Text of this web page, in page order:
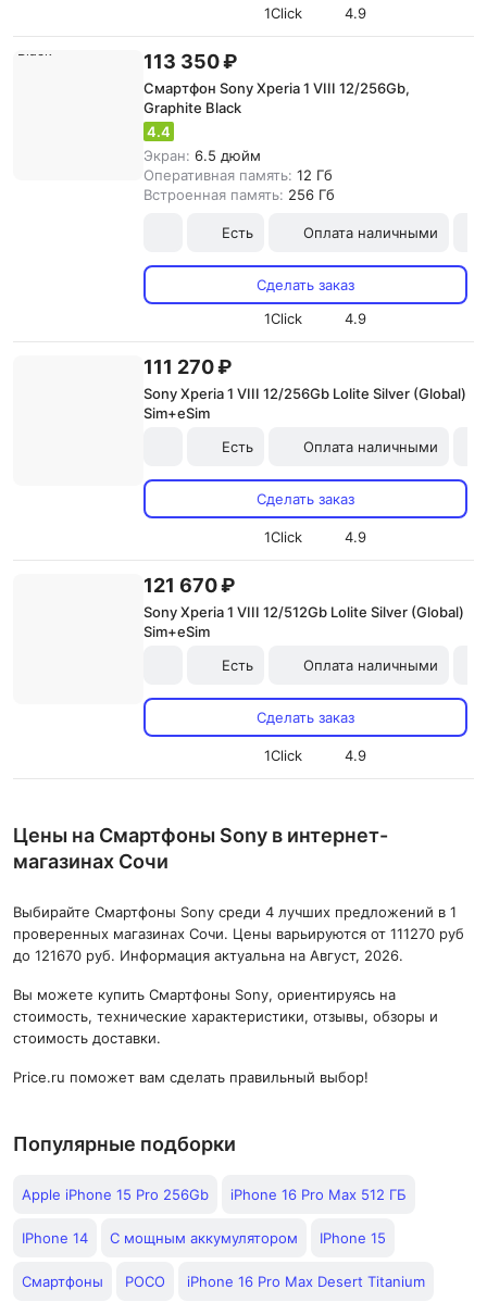
1Click
4.9
113 350 ₽
Смартфон Sony Xperia 1 VIII 12/256Gb,
Graphite Black
4.4
Экран: 6.5 дюйм
Оперативная память: 12 Гб
Встроенная память: 256 Гб
Есть Оплата наличными
Сделать заказ
1Click
4.9
111 270 ₽
Sony Xperia 1 VIII 12/256Gb Lolite Silver (Global)
Sim+eSim
Есть
Оплата наличными
Сделать заказ
1Click 4.9
121 670 ₽
Sony Xperia 1 VIII 12/512Gb Lolite Silver (Global)
Sim+eSim
Есть
Оплата наличными
Сделать заказ
1Click 4.9
Цены на Смартфоны Sony в интернет-
магазинах Сочи
Выбирайте Смартфоны Sony среди 4 лучших предложений в 1
проверенных магазинах Сочи. Цены варьируются от 111270 руб
до 121670 руб. Информация актуальна на Август, 2026.
Вы можете купить Смартфоны Sony, ориентируясь на
стоимость, технические характеристики, отзывы, обзоры и
стоимость доставки.
Price.ru поможет вам сделать правильный выбор!
Популярные подборки
Apple iPhone 15 Pro 256Gb iPhone 16 Pro Max 512 ГБ
IPhone 14 С мощным аккумулятором IPhone 15
Смартфоны POCO iPhone 16 Pro Max Desert Titanium